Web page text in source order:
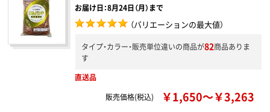
お届け日：8月24日（月）まで
（バリエーションの最大値）
タイプ・カラー・販売単位違いの商品が82商品ありま
す
直送品
販売価格(税込)
￥1,650～￥3,263